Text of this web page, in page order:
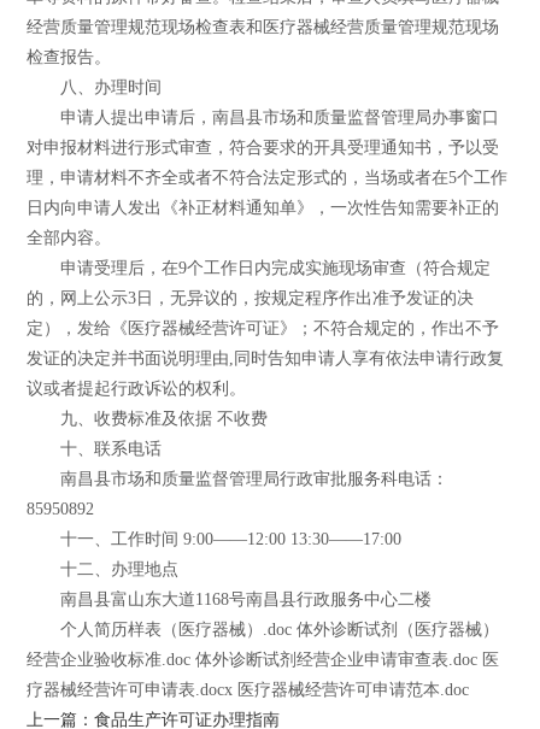
经营质量管理规范现场检查表和医疗器械经营质量管理规范现场
检查报告。
八、办理时间
申请人提出申请后，南昌县市场和质量监督管理局办事窗口
对申报材料进行形式审查，符合要求的开具受理通知书，予以受
理，申请材料不齐全或者不符合法定形式的，当场或者在5个工作
日内向申请人发出《补正材料通知单》，一次性告知需要补正的
全部内容。
申请受理后，在9个工作日内完成实施现场审查（符合规定
的，网上公示3日，无异议的，按规定程序作出准予发证的决
定），发给《医疗器械经营许可证》；不符合规定的，作出不予
发证的决定并书面说明理由,同时告知申请人享有依法申请行政复
议或者提起行政诉讼的权利。
九、收费标准及依据 不收费
十、联系电话
南昌县市场和质量监督管理局行政审批服务科电话：
85950892
十一、工作时间 9:00——12:00 13:30——17:00
十二、办理地点
南昌县富山东大道1168号南昌县行政服务中心二楼
个人简历样表（医疗器械）.doc 体外诊断试剂（医疗器械）
经营企业验收标准.doc 体外诊断试剂经营企业申请审查表.doc 医
疗器械经营许可申请表.docx 医疗器械经营许可申请范本.doc
上一篇：食品生产许可证办理指南